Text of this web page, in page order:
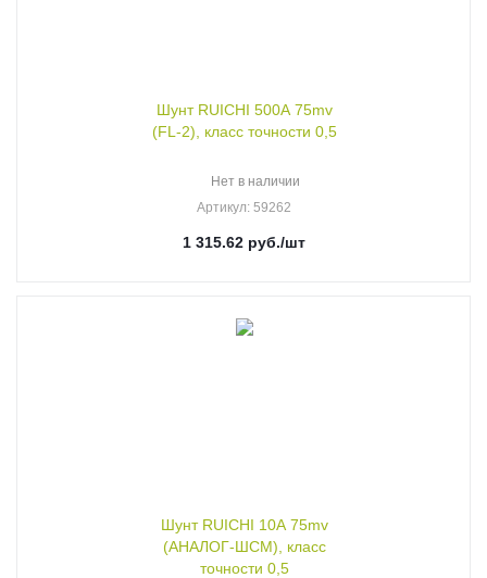
Шунт RUICHI 500А 75mv
(FL-2), класс точности 0,5
Нет в наличии
Артикул: 59262
1 315.62 руб./шт
Шунт RUICHI 10А 75mv
(АНАЛОГ-ШСМ), класс
точности 0,5